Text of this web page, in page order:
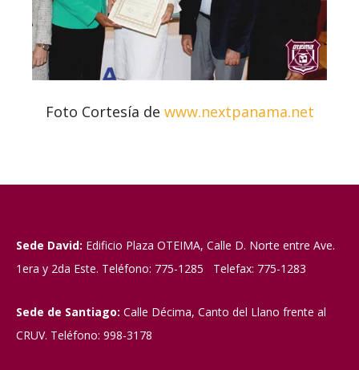
Foto Cortesía de www.nextpanama.net
Sede David: Edificio Plaza OTEIMA, Calle D. Norte entre Ave.
1era y 2da Este. Teléfono: 775-1285 Telefax: 775-1283
Sede de Santiago: Calle Décima, Canto del Llano frente al
CRUV. Teléfono: 998-3178